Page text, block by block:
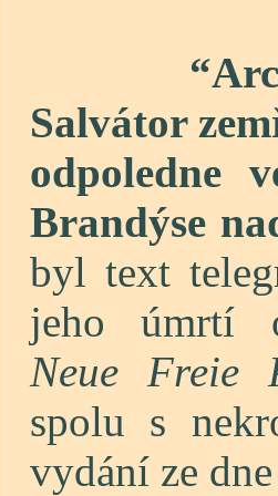
Salvátor
odpoledne
Brandýse
byl text
jeho úmrtí
Neue Freie
spolu s
vydání ze